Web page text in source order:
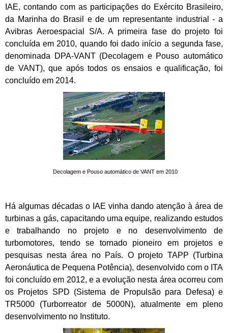
IAE, contando com as participações do Exército Brasileiro,
da Marinha do Brasil e de um representante industrial - a
Avibras Aeroespacial S/A. A primeira fase do projeto foi
concluída em 2010, quando foi dado início a segunda fase,
denominada DPA-VANT (Decolagem e Pouso automático
de VANT), que após todos os ensaios e qualificação, foi
concluído em 2014.
Decolagem e Pouso automático de VANTem 2010
Há algumas décadas o IAE vinha dando atenção à área de
turbinas a gás, capacitando uma equipe, realizando estudos
e trabalhando no projeto e no desenvolvimento de
turbomotores, tendo se tornado pioneiro em projetos e
pesquisas nesta área no País. O projeto TAPP (Turbina
Aeronáutica de Pequena Potência), desenvolvido com o ITA
foi concluído em 2012, e a evolução nesta área ocorreu com
os Projetos SPD (Sistema de Propulsão para Defesa) e
TR5000 (Turborreator de 5000N), atualmente em pleno
desenvolvimento no Instituto.